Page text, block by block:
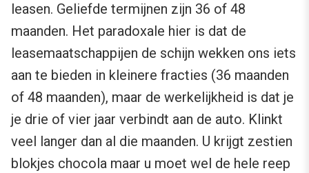
leasen. Geliefde termijnen zijn 36 of 48
maanden. Het paradoxale hier is dat de
leasemaatschappijen de schijn wekken ons iets
aan te bieden in kleinere fracties (36 maanden
of 48 maanden), maar de werkelijkheid is dat je
je drie of vier jaar verbindt aan de auto. Klinkt
veel langer dan al die maanden. U krijgt zestien
blokjes chocola maar u moet wel de hele reep